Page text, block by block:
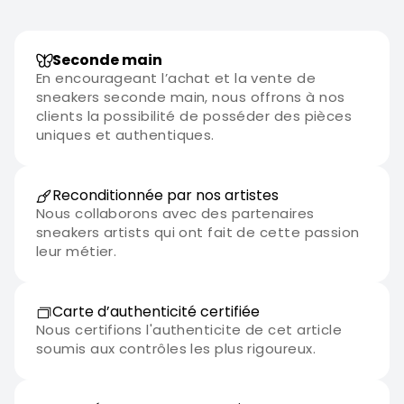
Seconde main
En encourageant l’achat et la vente de
sneakers seconde main, nous offrons à nos
clients la possibilité de posséder des pièces
uniques et authentiques.
Reconditionnée par nos artistes
Nous collaborons avec des partenaires
sneakers artists qui ont fait de cette passion
leur métier.
Carte d’authenticité certifiée
Nous certifions l'authenticite de cet article
soumis aux contrôles les plus rigoureux.